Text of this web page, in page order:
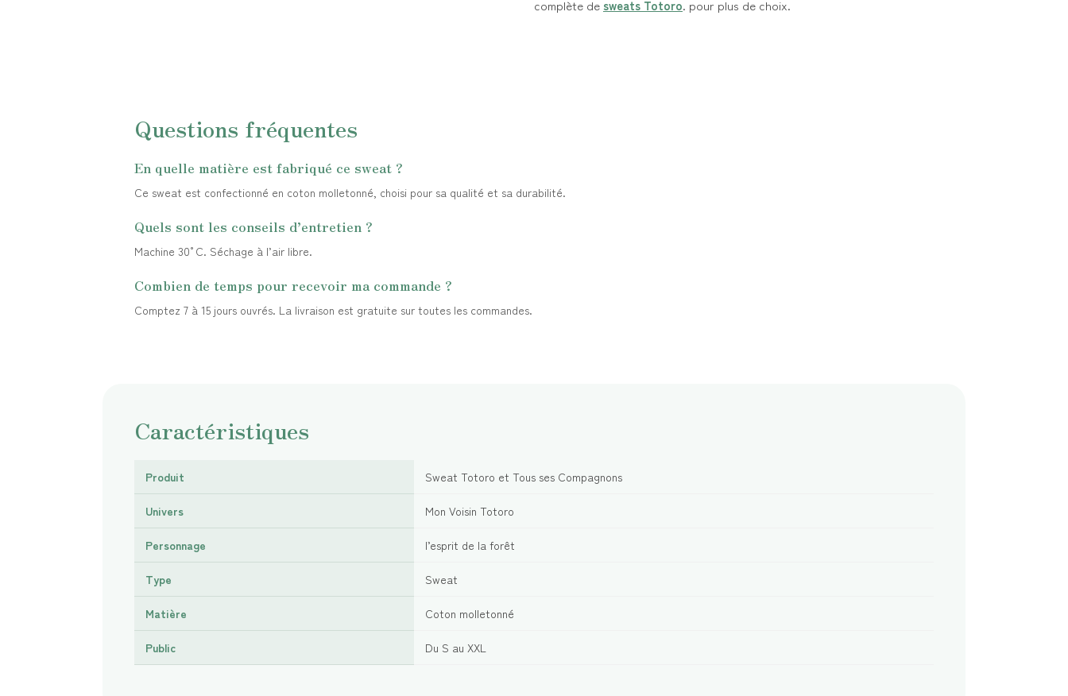
complète de sweats Totoro. pour plus de choix.
Questions fréquentes
En quelle matière est fabriqué ce sweat ?
Ce sweat est confectionné en coton molletonné, choisi pour sa qualité et sa durabilité.
Quels sont les conseils d’entretien ?
Machine 30°C. Séchage à l’air libre.
Combien de temps pour recevoir ma commande ?
Comptez 7 à 15 jours ouvrés. La livraison est gratuite sur toutes les commandes.
Caractéristiques
Produit Sweat Totoro et Tous ses Compagnons
Univers Mon Voisin Totoro
Personnage l’esprit de la forêt
Type Sweat
Matière Coton molletonné
Public Du S au XXL